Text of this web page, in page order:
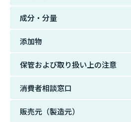
成分・分量
添加物
保管および取り扱い上の注意
消費者相談窓口
販売元（製造元）